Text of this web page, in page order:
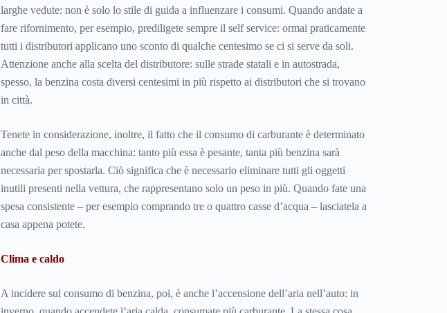
larghe vedute: non è solo lo stile di guida a influenzare i consumi. Quando andate a
fare rifornimento, per esempio, prediligete sempre il self service: ormai praticamente
tutti i distributori applicano uno sconto di qualche centesimo se ci si serve da soli.
Attenzione anche alla scelta del distributore: sulle strade statali e in autostrada,
spesso, la benzina costa diversi centesimi in più rispetto ai distributori che si trovano
in città.
Tenete in considerazione, inoltre, il fatto che il consumo di carburante è determinato
anche dal peso della macchina: tanto più essa è pesante, tanta più benzina sarà
necessaria per spostarla. Ciò significa che è necessario eliminare tutti gli oggetti
inutili presenti nella vettura, che rappresentano solo un peso in più. Quando fate una
spesa consistente – per esempio comprando tre o quattro casse d’acqua – lasciatela a
casa appena potete.
Clima e caldo
A incidere sul consumo di benzina, poi, è anche l’accensione dell’aria nell’auto: in